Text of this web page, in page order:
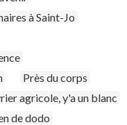
à Saint-Jo
Près du corps
agricole, y'a un blanc
de dodo